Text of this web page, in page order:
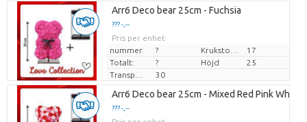
Arr6 Deco bear 25cm - Fuchsia
??? -,--
Pris per enhet
nummer
?
17
Totalt:
? Höjd
25
30
Arr6 Deco bear 25cm - Mixed Red Pink White
??? -,--